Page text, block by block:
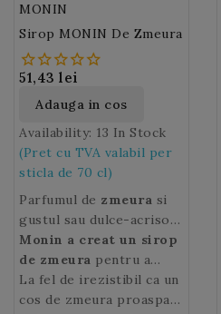
MONIN
Sirop MONIN De Zmeura
51,43 lei
Adauga in cos
Availability: 13 In Stock
(Pret cu TVA valabil per
sticla de 70 cl)
Parfumul de zmeura si
gustul sau dulce-acrisor
aduc prospetime in
patiserie sau in bauturi.
Monin a creat un sirop
de zmeura pentru a
regasi pe tot parcursul
anului toate aromele
La fel de irezistibil ca un
cos de zmeura proaspat